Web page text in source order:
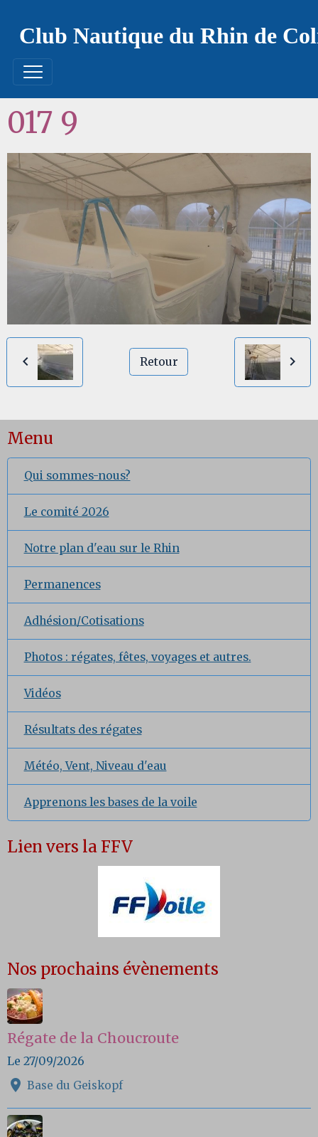
Club Nautique du Rhin de
017 9
Retour
Menu
Qui sommes-nous?
Le comité 2026
Notre plan d'eau sur le Rhin
Permanences
Adhésion/Cotisations
Photos : régates, fêtes, voyages et autres.
Vidéos
Résultats des régates
Météo, Vent, Niveau d'eau
Apprenons les bases de la voile
Lien vers la FFV
Nos prochains évènements
Régate de la Choucroute
Le 27/09/2026
Base du Geiskopf